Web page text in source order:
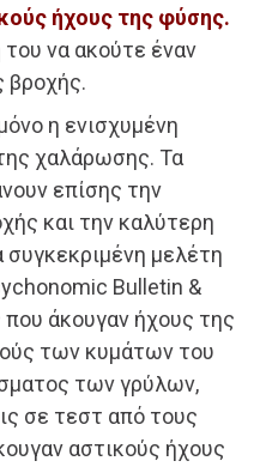
ήχους της φύσης.
να ακούτε έναν
βροχής.
η ενισχυμένη
χαλάρωσης. Τα
επίσης την
και την καλύτερη
μελέτη
Bulletin &
άκουγαν ήχους της
των κυμάτων του
των γρύλων,
σε τεστ από τους
αστικούς ήχους